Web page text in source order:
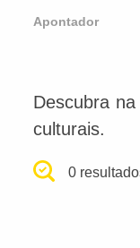
Apontador
Descubra
culturais.
0